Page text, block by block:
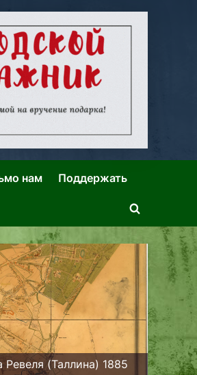
нам Поддержать
Toggle
search
Ревеля (Таллина) 1885